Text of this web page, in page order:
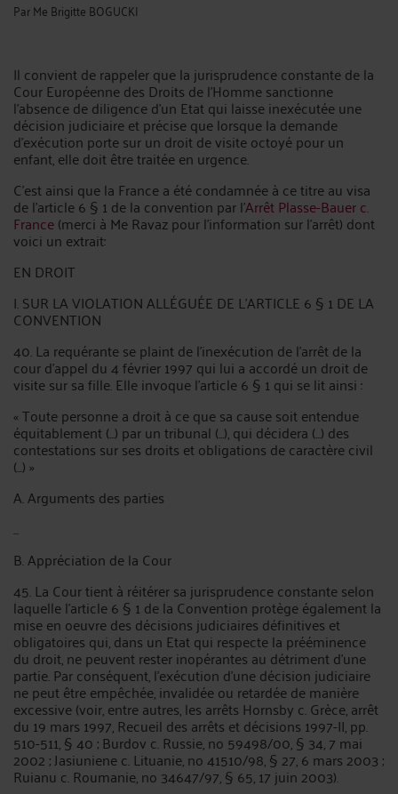
ParMe Brigitte BOGUCKI
Il convient de rappeler que la jurisprudence constante de la
Cour Européenne des Droits de l'Homme sanctionne
l'absence de diligence d'un Etat qui laisse inexécutée une
décision judiciaire et précise que lorsque la demande
d'exécution porte sur un droit de visite octoyé pour un
enfant, elle doit être traitée en urgence.
C'est ainsi que la France a été condamnée à ce titre au visa
de l'article 6 § 1 de la convention par l'Arrêt Plasse-Bauer c.
France(merci à Me Ravaz pour l'information sur l'arrêt) dont
voici un extrait:
EN DROIT
I. SUR LA VIOLATION ALLÉGUÉE DE L'ARTICLE 6 § 1 DE LA
CONVENTION
40. La requérante se plaint de l'inexécution de l'arrêt de la
cour d'appel du 4 février 1997 qui lui a accordé un droit de
visite sur sa fille. Elle invoque l'article 6 § 1 qui se lit ainsi :
« Toute personne a droit à ce que sa cause soit entendue
équitablement (...) par un tribunal (...), qui décidera (...) des
contestations sur ses droits et obligations de caractère civil
(...) »
A. Arguments des parties
...
B. Appréciation de la Cour
45. La Cour tient à réitérer sa jurisprudence constante selon
laquelle l'article 6 § 1 de la Convention protège également la
mise en oeuvre des décisions judiciaires définitives et
obligatoires qui, dans un Etat qui respecte la prééminence
du droit, ne peuvent rester inopérantes au détriment d'une
partie. Par conséquent, l'exécution d'une décision judiciaire
ne peut être empêchée, invalidée ou retardée de manière
excessive (voir, entre autres, les arrêts Hornsby c. Grèce, arrêt
du 19 mars 1997, Recueil des arrêts et décisions 1997-II, pp.
510-511, § 40 ; Burdov c. Russie, no 59498/00, § 34, 7 mai
2002 ; Jasiuniene c. Lituanie, no 41510/98, § 27, 6 mars 2003 ;
Ruianu c. Roumanie, no 34647/97, § 65, 17 juin 2003).